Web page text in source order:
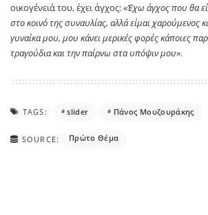
οικογένειά του, έχει άγχος: «Έχω άγχος που θα
στο κοινό της συναυλίας, αλλά είμαι χαρούμενος
γυναίκα μου, μου κάνει μερικές φορές κάποιες
τραγούδια και την παίρνω στα υπόψιν μου».
TAGS: slider Πάνος Μουζουράκης
SOURCE: Πρώτο Θέμα